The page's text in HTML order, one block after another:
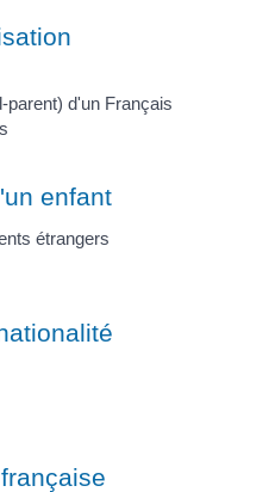
parent) d'un Français
enfant
étrangers